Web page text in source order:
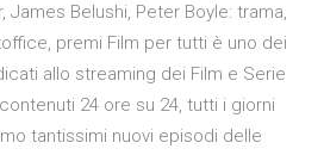
Belushi, Peter Boyle: trama,
premi Film per tutti è uno dei
allo streaming dei Film e Serie
24 ore su 24, tutti i giorni
tantissimi nuovi episodi delle